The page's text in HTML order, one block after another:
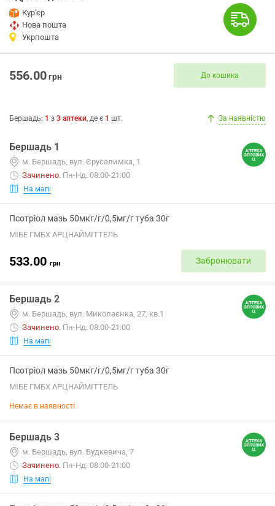
Кур'єр
Нова пошта
Укрпошта
556.00грн До кошика
Бершадь: 1 з 3 аптеки, де є 1 шт. За наявністю
Бершадь 1
м. Бершадь, вул. Єрусалимка, 1
Зачинено. Пн-Нд: 08:00-21:00
На мапі
Псотріол мазь 50мкг/г/0,5мг/г туба 30г
МІБЕ ГМБХ АРЦНАЙМІТТЕЛЬ
533.00 грн Забронювати
Бершадь 2
м. Бершадь, вул. Миколаєнка, 27, кв.1
Зачинено. Пн-Нд: 08:00-21:00
На мапі
Псотріол мазь 50мкг/г/0,5мг/г туба 30г
МІБЕ ГМБХ АРЦНАЙМІТТЕЛЬ
Немає в наявності
Бершадь 3
м. Бершадь, вул. Будкевича, 7
Зачинено. Пн-Нд: 08:00-21:00
На мапі